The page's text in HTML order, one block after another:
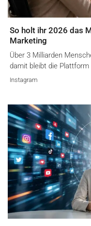
So holt ihr 2026 das
Marketing
Über 3 Milliarden
damit bleibt die
Instagram